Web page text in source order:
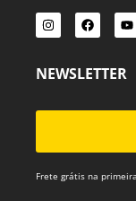
n
s
t
r
a
c
e
o
o
u
t
e
NEWSLETTER
Frete grátis na